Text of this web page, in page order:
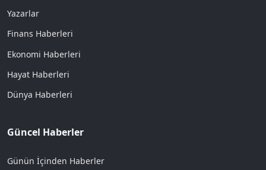
Yazarlar
Finans Haberleri
Ekonomi Haberleri
Hayat Haberleri
Dünya Haberleri
Güncel Haberler
Günün İçinden Haberler